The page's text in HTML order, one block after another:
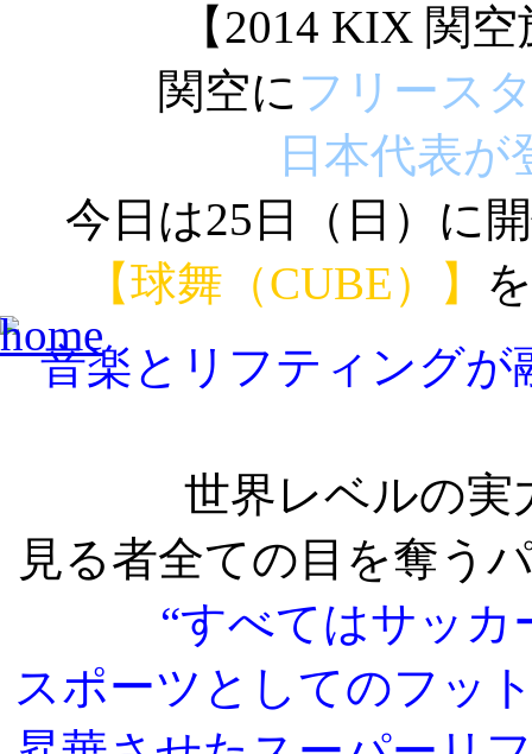
【2014 KIX 関
関空にフリース
日本代表が
今日は25日（日）に
【球舞（CUBE）】
音楽とリフティングが
世界レベルの実
見る者全ての目を奪う
“すべてはサッカ
スポーツとしてのフッ